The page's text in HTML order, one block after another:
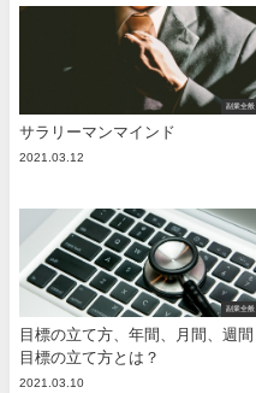
副業全般
サラリーマンマインド
2021.03.12
副業全般
目標の立て方、年間、月間、週間
目標の立て方とは？
2021.03.10